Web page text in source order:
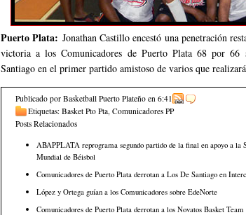
Puerto Plata: Jonathan Castillo encestó una penetración
victoria a los Comunicadores de Puerto Plata 68 por 66
Santiago en el primer partido amistoso de varios que
Publicado por Basketball Puerto Plateño en 6:41
Etiquetas: Basket Pto Pta, Comunicadores PP
Posts Relacionados
ABAPPLATA reprograma segundo partido de la final en apoyo a la
Mundial de Béisbol
López y Ortega guían a los Comunicadores sobre EdeNorte
Comunicadores de Puerto Plata derrotan a los Novatos Basket Team